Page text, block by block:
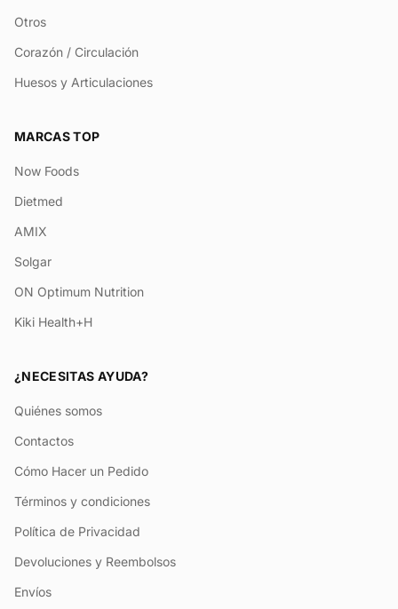
Otros
Corazón / Circulación
Huesos y Articulaciones
MARCAS TOP
Now Foods
Dietmed
AMIX
Solgar
ON Optimum Nutrition
Kiki Health+H
¿NECESITAS AYUDA?
Quiénes somos
Contactos
Cómo Hacer un Pedido
Términos y condiciones
Política de Privacidad
Devoluciones y Reembolsos
Envíos